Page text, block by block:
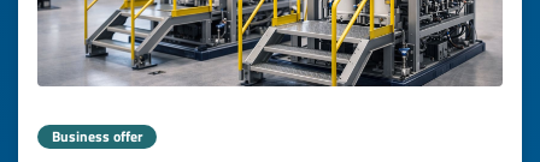
Business offer